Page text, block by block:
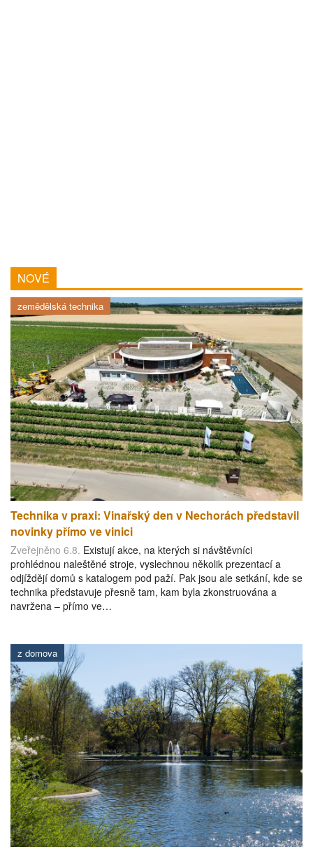
NOVÉ
zemědělská technika
Technika v praxi: Vinařský den v Nechorách představil
novinky přímo ve vinici
Zveřejněno 6.8. Existují akce, na kterých si návštěvníci
prohlédnou naleštěné stroje, vyslechnou několik prezentací a
odjíždějí domů s katalogem pod paží. Pak jsou ale setkání, kde se
technika představuje přesně tam, kam byla zkonstruována a
navržena – přímo ve…
z domova